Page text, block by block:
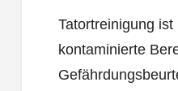
Tatortreinigung
kontaminierte